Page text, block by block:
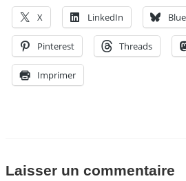
X LinkedIn
Pinterest Threads
Imprimer
Laisser un commentaire